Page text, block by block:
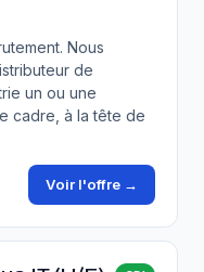
Nous
de
un ou une
cadre, à la tête de
Voir l'offre →